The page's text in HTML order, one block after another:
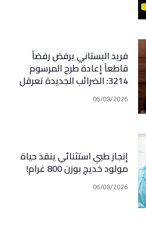
فريد البستاني يرفض رفضاً
قاطعاً إعادة طرح المرسوم
3214: الضرائب الجديدة تعرقل
التعافي الاقتصادي وتناقض
مبدأ الشراكة
06/08/2026
إنجاز طبي استثنائي ينقذ حياة
مولود خديج بوزن 800 غرام!
06/08/2026